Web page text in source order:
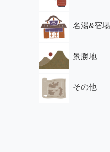
名湯&宿場
景勝地
その他